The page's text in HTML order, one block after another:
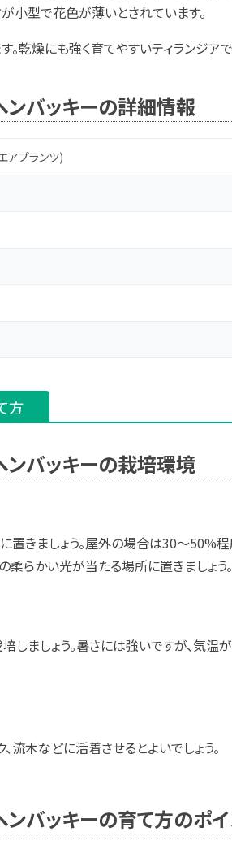
小型で花色が薄いとされています。
乾燥にも強く育てやすいティランジアで
ンバッキーの詳細情報
アプランツ)
方
ンバッキーの栽培環境
置きましょう。屋外の場合は30～50%
らかい光が当たる場所に置きましょう。
ましょう。暑さには強いですが、気温
流木などに活着させるとよいでしょう。
ンバッキーの育て方のポ